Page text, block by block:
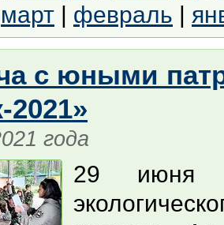
март | февраль |
с юными
2021»
года
29 июня